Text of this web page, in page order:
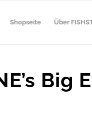
Shopseite Über
Big